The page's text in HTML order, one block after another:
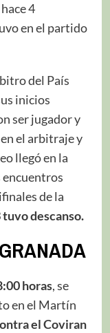
4
en el partido
del País
inicios
ser jugador y
el arbitraje y
llegó en la
de la
tuvo descanso.
horas, se
en el Martín
el Coviran